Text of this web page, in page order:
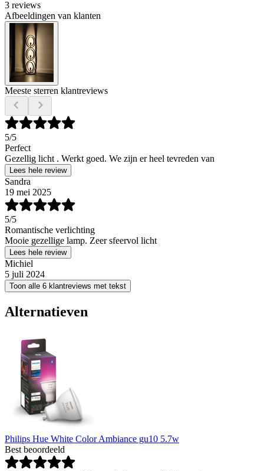
3 reviews
Afbeeldingen van klanten
Meeste sterren klantreviews
5/5
Perfect
Gezellig licht . Werkt goed. We zijn er heel tevreden van
Lees hele review
Sandra
19 mei 2025
5/5
Romantische verlichting
Mooie gezellige lamp. Zeer sfeervol licht
Lees hele review
Michiel
5 juli 2024
Toon alle 6 klantreviews met tekst
Alternatieven
Philips Hue White Color Ambiance gu10 5.7w
Best beoordeeld